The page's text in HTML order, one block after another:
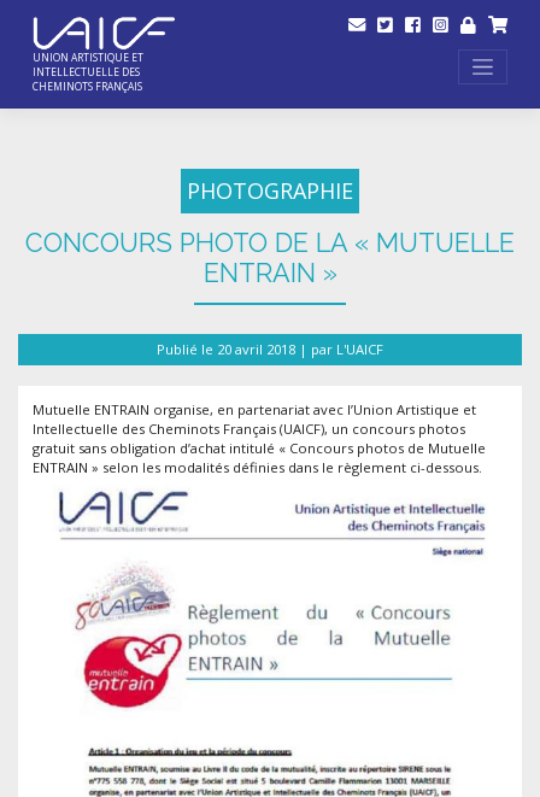
content
UNION ARTISTIQUE ET
INTELLECTUELLE DES
CHEMINOTS FRANÇAIS
PHOTOGRAPHIE
CONCOURS PHOTO DE LA « MUTUELLE
ENTRAIN »
Publié le 20 avril 2018 | par L'UAICF
Mutuelle ENTRAIN organise, en partenariat avec l’Union Artistique et
Intellectuelle des Cheminots Français (UAICF), un concours photos
gratuit sans obligation d’achat intitulé « Concours photos de Mutuelle
ENTRAIN » selon les modalités définies dans le règlement ci-dessous.